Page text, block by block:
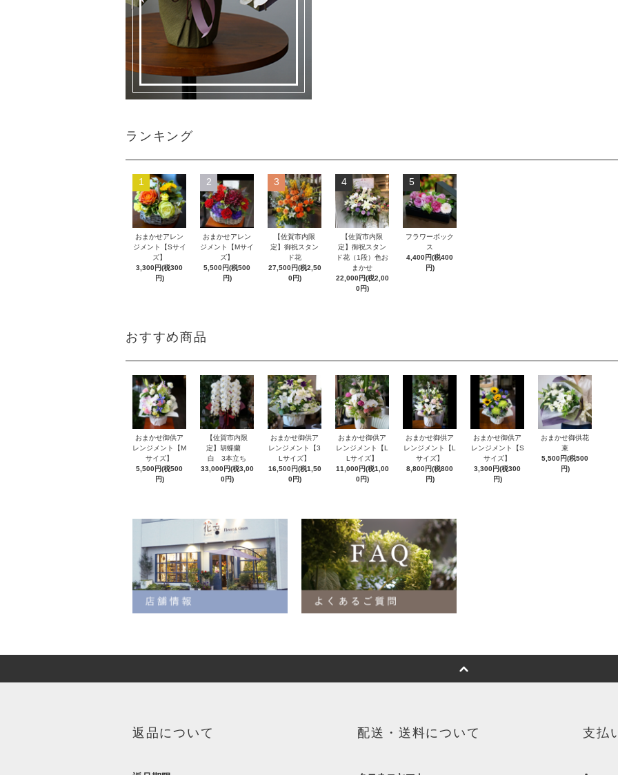
ランキング
1
おまかせアレン
ジメント【Sサイ
ズ】
3,300円(税300
円)
2
おまかせアレン
ジメント【Mサイ
ズ】
5,500円(税500
円)
3
【佐賀市内限
定】御祝スタン
ド花
27,500円(税2,50
0円)
4
【佐賀市内限
定】御祝スタン
ド花（1段）色お
まかせ
22,000円(税2,00
0円)
5
フラワーボック
ス
4,400円(税400
円)
おすすめ商品
おまかせ御供ア
レンジメント【M
サイズ】
5,500円(税500
円)
【佐賀市内限
定】胡蝶蘭
白 3本立ち
33,000円(税3,00
0円)
おまかせ御供ア
レンジメント【3
Lサイズ】
16,500円(税1,50
0円)
おまかせ御供ア
レンジメント【L
Lサイズ】
11,000円(税1,00
0円)
おまかせ御供ア
レンジメント【L
サイズ】
8,800円(税800
円)
おまかせ御供ア
レンジメント【S
サイズ】
3,300円(税300
円)
おまかせ御供花
束
5,500円(税500
円)
返品について 配送・送料について 支払